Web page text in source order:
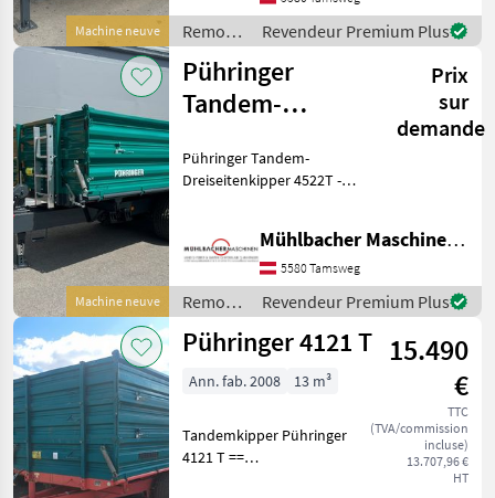
Machine neuve
konisch - abgerundeter
Boden 5mm -
Bordwandhebefede
Remorques
/
Pühringer
Revendeur Premium Plus
Machine neuve
Pühringer
Tandem-
4522T 12to
4,5x2,25/2,35
Prix
sur
demande
Pühringer Tandem-
Dreiseitenkipper 4522T -
Brückeninnenmaße LxB
4430x2180/2280mm -
abgerundeter Boden 5mm -
Bordwandhebefedern
Mühlbacher Maschinen GmbH
5580 Tamsweg
Remorques
/
Pühringer
Revendeur Premium Plus
Pühringer 4121 T 15.490
€
TTC
(TVA/commission
incluse)
13.707,96 €
HT
Ann. fab. 2008 13 m³
Tandemkipper Pühringer
4121 T ==